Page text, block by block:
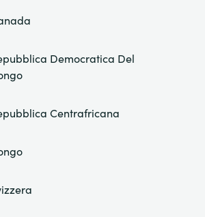
Democratica Del
Centrafricana